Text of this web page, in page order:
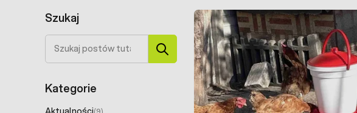
Szukaj
Szukaj
Kategorie